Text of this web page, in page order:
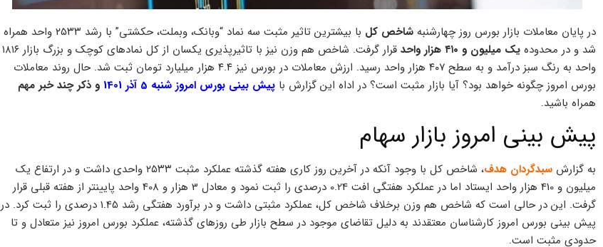
در پایان معاملات بازار بورس روز چهارشنبه شاخص کل
با بیشترین تاثیر مثبت سه نماد “وبانک، وبملت، حکشتی” با رشد ۲۵۳۳ واحد همراه
شد و در محدوده یک میلیون و ۴۱۰ هزار واحد
قرار گرفت. شاخص هم وزن نیز با تاثیرپذیری یکسان از کل نمادهای کوچک و بزرگ بازار ۱۸۱۶
واحد به رنگ سبز درآمد و به سطح ۴۰۷ هزار واحد رسید. ارزش معاملات در بورس نیز ۴.۴ هزار میلیارد تومان ثبت شد. حال روند معاملات
بورس امروز چگونه خواهد بود؟ آیا بازار مثبت است؟ در اداه این گزارش با پیش بینی بورس امروز شنبه 5 آذر 1401
و ذکر چند خبر مهم
همراه باشید.
پیش بینی امروز بازار سهام
به گزارش سبدگردان هدف
، شاخص کل با وجود آنکه در آخرین روز کاری هفته گذشته عملکرد مثبت ۲۵۳۳ واحدی داشت و در ارتفاع یک
میلیون و 410 هزار واحد ایستاد اما در عملکرد هفتگی افت 0.24 درصدی را ثبت نمود و معادل 3 هزار و 408 واحد پایینتر از هفته قبلی قرار
گرفت. این در حالی است که شاخص هم وزن برخلاف شاخص کل، عملکرد مثبتی داشت و در برآورد هفتگی رشد 1.45 درصدی را ثبت کرد. در
پیش بینی بورس امروز کارشناسان معتقدند به دلیل تقاضای موجود در سطح بازار طی روزهای گذشته، عملکرد بورس امروز نیز متعادل و تا
حدودی مثبت است.